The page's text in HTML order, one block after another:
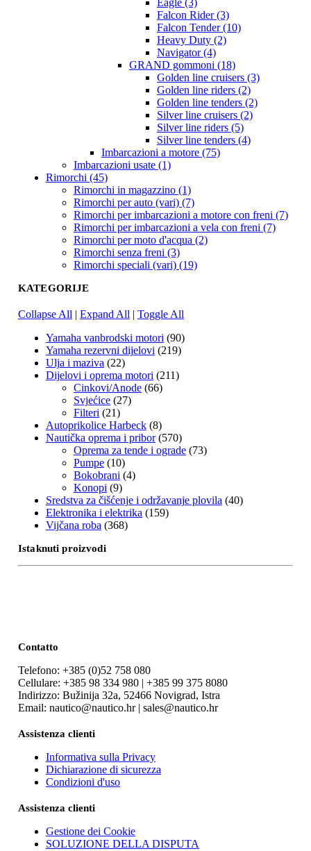
Eagle (3)
Falcon Rider (3)
Falcon Tender (10)
Heavy Duty (2)
Navigator (4)
GRAND gommoni (18)
Golden line cruisers (3)
Golden line riders (2)
Golden line tenders (2)
Silver line cruisers (2)
Silver line riders (5)
Silver line tenders (4)
Imbarcazioni a motore (75)
Imbarcazioni usate (1)
Rimorchi (45)
Rimorchi in magazzino (1)
Rimorchi per auto (vari) (7)
Rimorchi per imbarcazioni a motore con freni (7)
Rimorchi per imbarcazioni a vela con freni (7)
Rimorchi per moto d'acqua (2)
Rimorchi senza freni (3)
Rimorchi speciali (vari) (19)
KATEGORIJE
Collapse All | Expand All | Toggle All
Yamaha vanbrodski motori (90)
Yamaha rezervni dijelovi (219)
Ulja i maziva (22)
Dijelovi i oprema motori (211)
Cinkovi/Anode (66)
Svjećice (27)
Filteri (21)
Autoprikolice Harbeck (8)
Nautička oprema i pribor (570)
Oprema za tende i ograde (73)
Pumpe (10)
Bokobrani (4)
Konopi (9)
Sredstva za čišćenje i održavanje plovila (40)
Elektronika i elektrika (159)
Vijčana roba (368)
Istaknuti proizvodi
Contatto
Telefono: +385 (0)52 758 080
Cellulare: +385 98 334 980 | +385 99 375 8080
Indirizzo: Bužinija 32a, 52466 Novigrad, Istra
Email: nautico@nautico.hr | sales@nautico.hr
Assistenza clienti
Informativa sulla Privacy
Dichiarazione di sicurezza
Condizioni d'uso
Assistenza clienti
Gestione dei Cookie
SOLUZIONE DELLA DISPUTA